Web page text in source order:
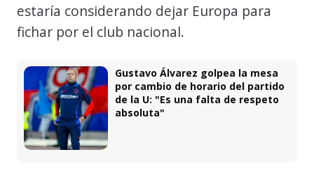
estaría considerando dejar Europa para
fichar por el club nacional.
Gustavo Álvarez golpea la mesa
por cambio de horario del partido
de la U: "Es una falta de respeto
absoluta"